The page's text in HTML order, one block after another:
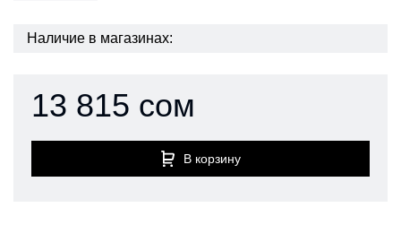
Наличие в магазинах:
13 815 сом
В корзину